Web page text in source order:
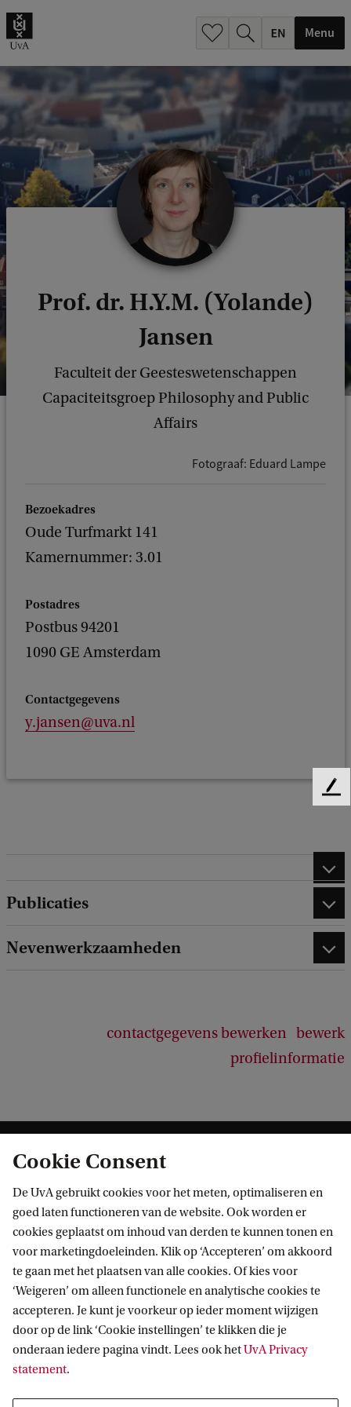
Menu
Prof. dr. H.Y.M. (Yolande)
Jansen
Faculteit der Geesteswetenschappen
Capaciteitsgroep Philosophy and Public
Affairs
Fotograaf: Eduard Lampe
Bezoekadres
Oude Turfmarkt 141
Kamernummer: 3.01
Postadres
Postbus 94201
1090 GE Amsterdam
Contactgegevens
y.jansen@uva.nl
Publicaties
Nevenwerkzaamheden
contactgegevens bewerken bewerk
profielinformatie
Informatie voor
Bachelorstudiekiezers
Masterstudiekiezers
UvA-studenten
Medewerkers
Journalisten
Alumni
Direct naar
Webmail
Bibliotheek
Vacatures
Huisstijl
Contact
UvA op social media
Cookie Consent
De UvA gebruikt cookies voor het meten, optimaliseren en
goed laten functioneren van de website. Ook worden er
cookies geplaatst om inhoud van derden te kunnen tonen en
voor marketingdoeleinden. Klik op ‘Accepteren’ om akkoord
te gaan met het plaatsen van alle cookies. Of kies voor
‘Weigeren’ om alleen functionele en analytische cookies te
accepteren. Je kunt je voorkeur op ieder moment wijzigen
door op de link ‘Cookie instellingen’ te klikken die je
onderaan iedere pagina vindt. Lees ook hetUvA Privacy
statement.
F
b
a